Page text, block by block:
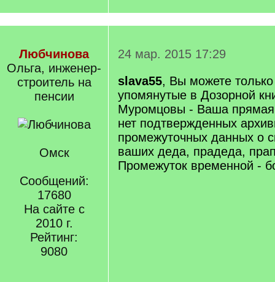
Любчинова
Ольга, инженер-
строитель на
пенсии
Омск
Сообщений:
17680
На сайте с
2010 г.
Рейтинг:
9080
24 мар. 2015 17:29
slava55, Вы можете только
упомянутые в Дозорной
Муромцовы - Ваша прямая
нет подтвержденных
промежуточных данных о
ваших деда, прадеда,
Промежуток временной -